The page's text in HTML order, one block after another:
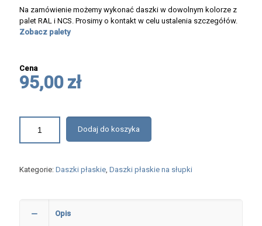
Na zamówienie możemy wykonać daszki w dowolnym kolorze z
palet RAL i NCS. Prosimy o kontakt w celu ustalenia szczegółów.
Zobacz palety
Cena
95,00 zł
Dodaj do koszyka
Kategorie: Daszki płaskie, Daszki płaskie na słupki
Opis